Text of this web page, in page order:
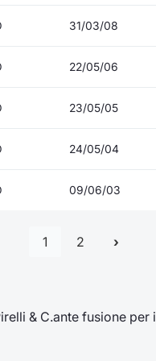
31/03/08
22/05/06
23/05/05
24/05/04
09/06/03
1 2
& C.ante fusione